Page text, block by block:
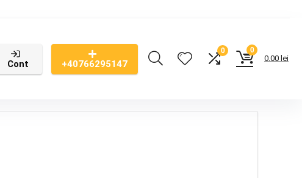
Cont +40766295147
0 0
0.00 lei